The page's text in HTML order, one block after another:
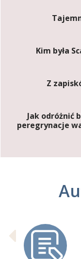
Kim była
Z
Jak odróżnić
peregrynacje